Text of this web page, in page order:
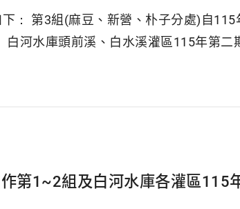
： 第3組(麻豆、新營、朴子分處)自115
河水庫頭前溪、白水溪灌區115年第二
第1~2組及白河水庫各灌區115